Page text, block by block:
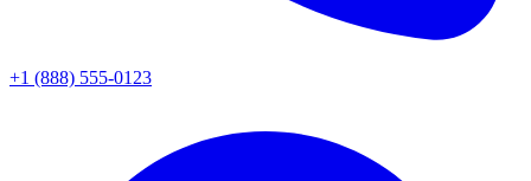
+1 (888) 555-0123